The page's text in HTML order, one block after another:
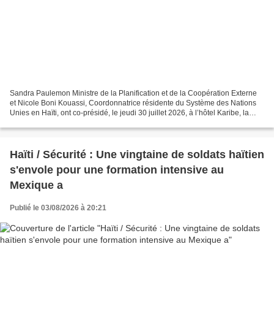
Sandra Paulemon Ministre de la Planification et de la Coopération Externe
et Nicole Boni Kouassi, Coordonnatrice résidente du Système des Nations
Unies en Haïti, ont co-présidé, le jeudi 30 juillet 2026, à l’hôtel Karibe, la
Haïti / Sécurité : Une vingtaine de soldats haïtien
s'envole pour une formation intensive au
Mexique a
Publié le 03/08/2026 à 20:21